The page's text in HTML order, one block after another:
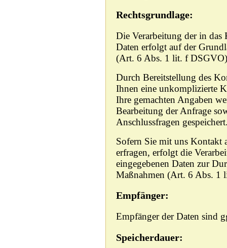
Rechtsgrundlage:
Die Verarbeitung der in
Daten erfolgt auf der
(Art. 6 Abs. 1 lit. f
Durch Bereitstellung des
Ihnen eine unkomplizierte
Ihre gemachten Angaben
Bearbeitung der Anfrage
Anschlussfragen
Sofern Sie mit uns Kontakt
erfragen, erfolgt die
eingegebenen Daten zur
Maßnahmen (Art. 6 Abs. 1
Empfänger:
Empfänger der Daten sind
Speicherdauer: